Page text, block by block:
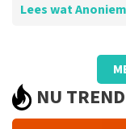
Lees wat
Beoordeling van
Prima
NU